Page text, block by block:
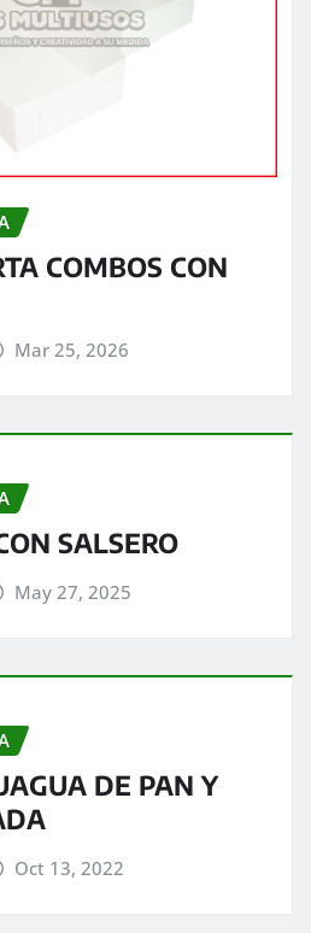
COMBOS CON
Mar 25, 2026
SALSERO
May 27, 2025
DE PAN Y
Oct 13, 2022